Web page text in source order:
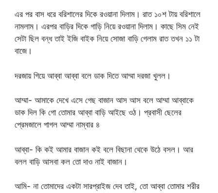
এর পর বাস ধরে বরিশালের দিকে রওয়ানা দিলাম। রাত ১০শ টায় বরিশালে
নামলাম। এরপর বাড়ির দিকে গাড়ি নিয়ে রওয়ানা দিলাম। কাছে সিম নেই
সেটা ছিল বন্ধ তাই ইজি বাইক নিয়ে সোজা বাড়ি গেলাম রাত তখন ১১ টা
বাজে।
দরজায় গিয়ে আব্বা আব্বা বলে ডাক দিতে আম্মা দরজা খুলল।
আম্মা- আমাকে দেখে এসে গেছ বাজান আস আস বলে আম্মা আব্বাকে
ডাক দিল কি গো তোমার আব্বা বাড়ি আইছে ওঠ। প্রবাসী ছেলের
প্রেমজালে পাগল আম্মা নাম্বার ৪
আব্বা- কি কই আমার বাজান কই বলে বিছানা থেকে উঠে বসল। আর
বলল বাড়ি আসবা কল তো দাও নাই বাজান।
আমি- না তোমাদের একটা সারপ্রাইজ দেব তাই, তো আব্বা তোমার শরীর